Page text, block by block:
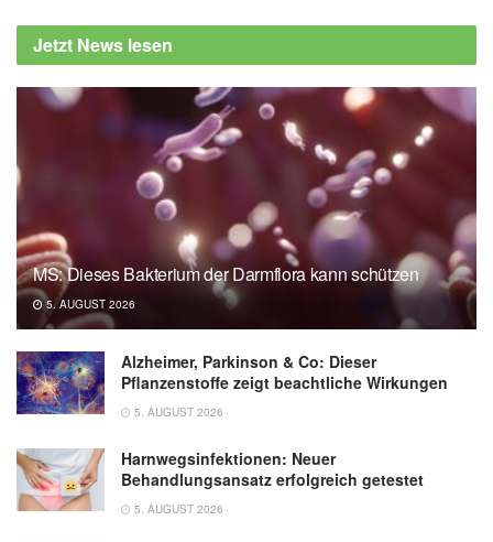
Jetzt News lesen
MS: Dieses Bakterium der Darmflora kann schützen
5. AUGUST 2026
Alzheimer, Parkinson & Co: Dieser
Pflanzenstoffe zeigt beachtliche Wirkungen
5. AUGUST 2026
Harnwegsinfektionen: Neuer
Behandlungsansatz erfolgreich getestet
5. AUGUST 2026